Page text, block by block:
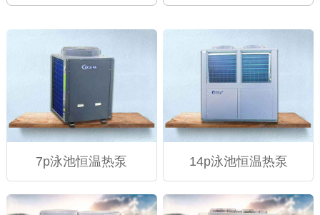
7p泳池恒温热泵 14p泳池恒温热泵